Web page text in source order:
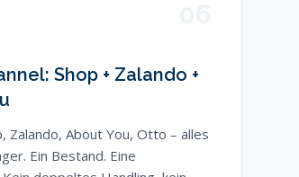
Shop + Zalando +
Zalando, About You, Otto – alles
Ein Bestand. Eine